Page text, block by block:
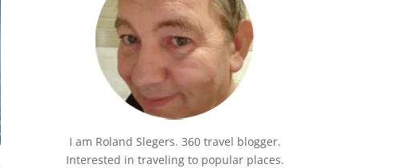
I am Roland Slegers. 360 travel blogger.
Interested in traveling to popular places.